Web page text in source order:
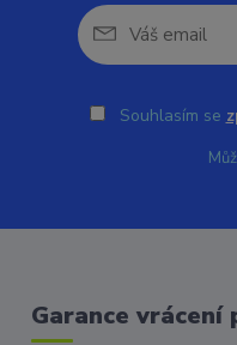
Souhlasím se
Garance vrácení